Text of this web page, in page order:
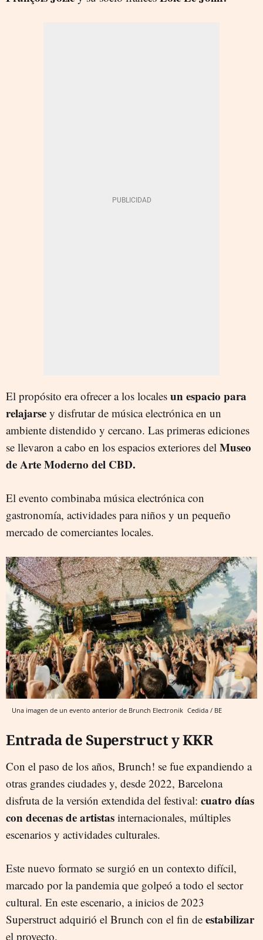
El propósito era ofrecer a los locales un espacio para
relajarse y disfrutar de música electrónica en un
ambiente distendido y cercano. Las primeras ediciones
se llevaron a cabo en los espacios exteriores del Museo
de Arte Moderno del CBD.
El evento combinaba música electrónica con
gastronomía, actividades para niños y un pequeño
mercado de comerciantes locales.
Una imagen de un evento anterior de Brunch Electronik Cedida / BE
Entrada de Superstruct y KKR
Con el paso de los años, Brunch! se fue expandiendo a
otras grandes ciudades y, desde 2022, Barcelona
disfruta de la versión extendida del festival: cuatro días
con decenas de artistas internacionales, múltiples
escenarios y actividades culturales.
Este nuevo formato se surgió en un contexto difícil,
marcado por la pandemia que golpeó a todo el sector
cultural. En este escenario, a inicios de 2023
Superstruct adquirió el Brunch con el fin de estabilizar
el proyecto.